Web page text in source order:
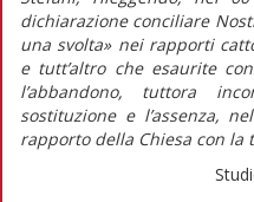
dichiarazione conciliare
una svolta» nei rapporti
e tutt’altro che esaurite
l’abbandono, tuttora
sostituzione e l’assenza,
rapporto della Chiesa con la